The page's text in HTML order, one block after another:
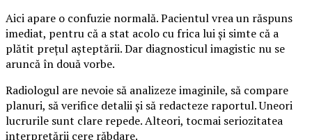
Aici apare o confuzie normală. Pacientul vrea un răspuns
imediat, pentru că a stat acolo cu frica lui și simte că a
plătit prețul așteptării. Dar diagnosticul imagistic nu se
aruncă în două vorbe.
Radiologul are nevoie să analizeze imaginile, să compare
planuri, să verifice detalii și să redacteze raportul. Uneori
lucrurile sunt clare repede. Alteori, tocmai seriozitatea
interpretării cere răbdare.